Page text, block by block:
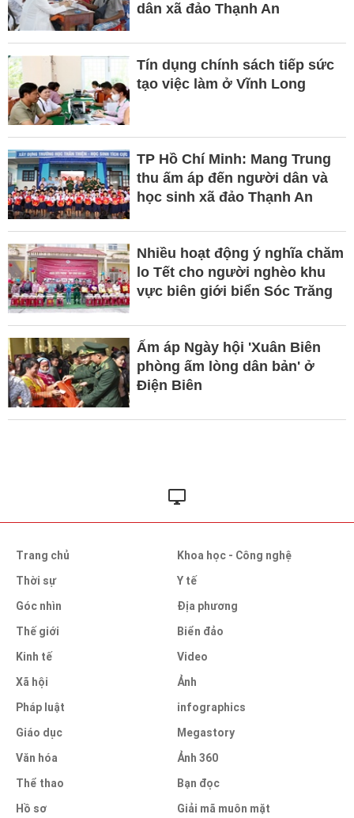
dân xã đảo Thạnh An
Tín dụng chính sách tiếp sức
tạo việc làm ở Vĩnh Long
TP Hồ Chí Minh: Mang Trung
thu ấm áp đến người dân và
học sinh xã đảo Thạnh An
Nhiều hoạt động ý nghĩa chăm
lo Tết cho người nghèo khu
vực biên giới biển Sóc Trăng
Ấm áp Ngày hội 'Xuân Biên
phòng ấm lòng dân bản' ở
Điện Biên
Trang chủ
Thời sự
Góc nhìn
Thế giới
Kinh tế
Xã hội
Pháp luật
Giáo dục
Văn hóa
Thể thao
Hồ sơ
Khoa học - Công nghệ
Y tế
Địa phương
Biển đảo
Video
Ảnh
infographics
Megastory
Ảnh 360
Bạn đọc
Giải mã muôn mặt